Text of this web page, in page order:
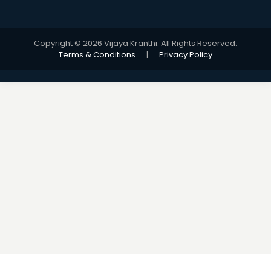
Copyright © 2026 Vijaya Kranthi. All Rights Reserved.
Terms & Conditions
| Privacy Policy